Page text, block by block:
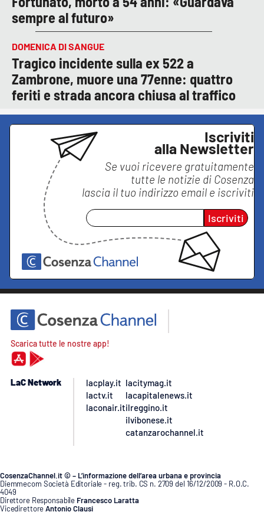
sempre al futuro»
DOMENICA DI SANGUE
Tragico incidente sulla ex 522 a
Zambrone, muore una 77enne: quattro
feriti e strada ancora chiusa al traffico
Iscriviti
alla Newsletter
Se vuoi ricevere gratuitamente
tutte le notizie di Cosenza
lascia il tuo indirizzo email e iscriviti
Iscriviti
Scarica tutte le nostre app!
LaC Network
lacplay.it
lactv.it
laconair.it
lacitymag.it
lacapitalenews.it
ilreggino.it
ilvibonese.it
catanzarochannel.it
CosenzaChannel.it © – L’informazione dell’area urbana e provincia
Diemmecom Società Editoriale - reg. trib. CS n. 2709 del 16/12/2009 - R.O.C.
4049
Direttore Responsabile Francesco Laratta
VicedirettoreAntonio Clausi